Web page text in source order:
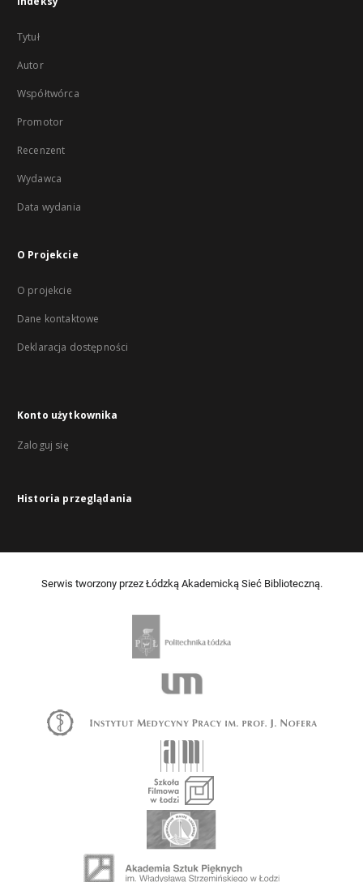
Tytuł
Autor
Współtwórca
Promotor
Recenzent
Wydawca
Data wydania
O Projekcie
O projekcie
Dane kontaktowe
Deklaracja dostępności
Konto użytkownika
Zaloguj się
Historia przeglądania
Serwis tworzony przez Łódzką Akademicką Sieć Biblioteczną.